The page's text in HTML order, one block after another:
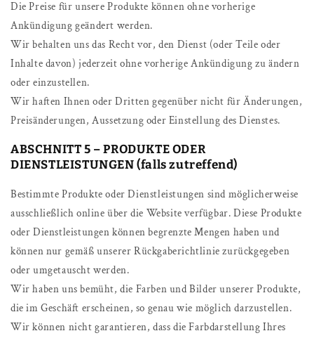
Die Preise für unsere Produkte können ohne vorherige
Ankündigung geändert werden.
Wir behalten uns das Recht vor, den Dienst (oder Teile oder
Inhalte davon) jederzeit ohne vorherige Ankündigung zu ändern
oder einzustellen.
Wir haften Ihnen oder Dritten gegenüber nicht für Änderungen,
Preisänderungen, Aussetzung oder Einstellung des Dienstes.
ABSCHNITT 5 – PRODUKTE ODER
DIENSTLEISTUNGEN (falls zutreffend)
Bestimmte Produkte oder Dienstleistungen sind möglicherweise
ausschließlich online über die Website verfügbar. Diese Produkte
oder Dienstleistungen können begrenzte Mengen haben und
können nur gemäß unserer Rückgaberichtlinie zurückgegeben
oder umgetauscht werden.
Wir haben uns bemüht, die Farben und Bilder unserer Produkte,
die im Geschäft erscheinen, so genau wie möglich darzustellen.
Wir können nicht garantieren, dass die Farbdarstellung Ihres